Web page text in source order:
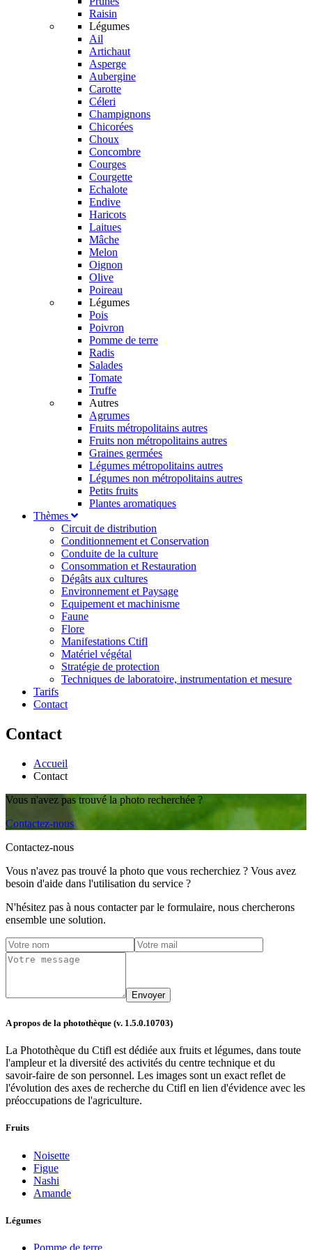
Raisin
Légumes
Ail
Artichaut
Asperge
Aubergine
Carotte
Céleri
Champignons
Chicorées
Choux
Concombre
Courges
Courgette
Echalote
Endive
Haricots
Laitues
Mâche
Melon
Oignon
Olive
Poireau
Légumes
Pois
Poivron
Pomme de terre
Radis
Salades
Tomate
Truffe
Autres
Agrumes
Fruits métropolitains autres
Fruits non métropolitains autres
Graines germées
Légumes métropolitains autres
Légumes non métropolitains autres
Petits fruits
Plantes aromatiques
Thèmes
Circuit de distribution
Conditionnement et Conservation
Conduite de la culture
Consommation et Restauration
Dégâts aux cultures
Environnement et Paysage
Equipement et machinisme
Faune
Flore
Manifestations Ctifl
Matériel végétal
Stratégie de protection
Techniques de laboratoire, instrumentation et mesure
Tarifs
Contact
Contact
Accueil
Contact
Vous n'avez pas trouvé la photo recherchée ?
Contactez-nous
Contactez-nous
Vous n'avez pas trouvé la photo que vous recherchiez ? Vous avez
besoin d'aide dans l'utilisation du service ?
N'hésitez pas à nous contacter par le formulaire, nous chercherons
ensemble une solution.
A propos de la photothèque (v. 1.5.0.10703)
La Photothèque du Ctifl est dédiée aux fruits et légumes, dans toute
l'ampleur et la diversité des activités du centre technique et du
savoir-faire de son personnel. Les images sont un exact reflet de
l'évolution des axes de recherche du Ctifl en lien d'évidence avec les
préoccupations de l'agriculture.
Fruits
Noisette
Figue
Nashi
Amande
Légumes
Pomme de terre